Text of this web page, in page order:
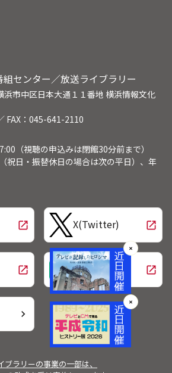
センター／放送ライブラリー
浜市中区日本大通１１番地 横浜情報文化
FAX：045-641-2110
（視聴の申込みは閉館30分前まで）
日・振替休日の場合は次の平日）、年
open_in_new X(Twitter) open_in_new
open_in_new LINE open_in_new
chevron_right
ブラリーの事業の一部は、
✕
✕